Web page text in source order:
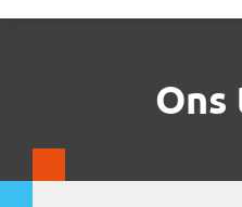
Ons